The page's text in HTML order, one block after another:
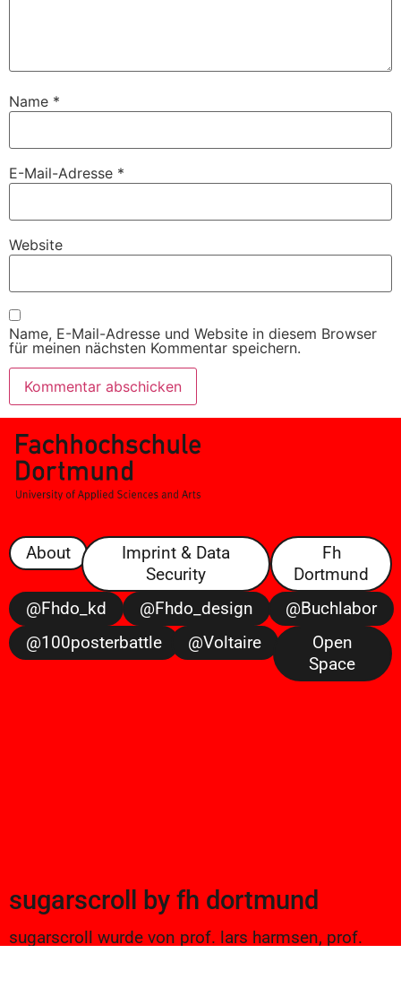
Name *
E-Mail-Adresse *
Website
Name, E-Mail-Adresse und Website in diesem Browser
für meinen nächsten Kommentar speichern.
About
Imprint & Data
Security
Fh
Dortmund
@fhdo_kd
@fhdo_design
@buchlabor
@100posterbattle
@voltaire
Open
Space
sugarscroll by fh dortmund
sugarscroll wurde von prof. lars harmsen, prof.